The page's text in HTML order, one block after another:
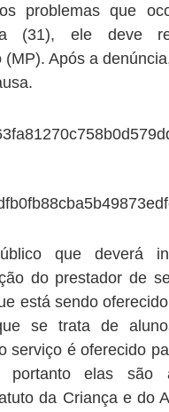
problemas que
(31), ele deve
(MP). Após a
que deverá
do prestador de
está sendo
se trata de
serviço é oferecido
portanto elas são
da Criança e do